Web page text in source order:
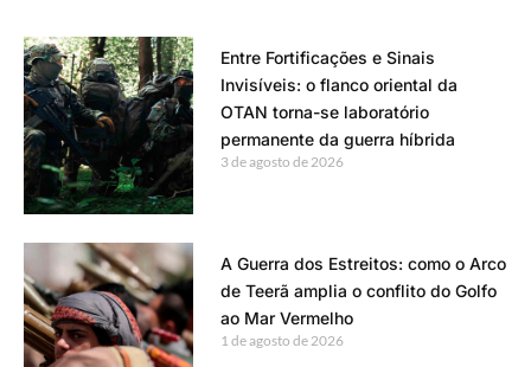
Entre Fortificações e Sinais
Invisíveis: o flanco oriental da
OTAN torna-se laboratório
permanente da guerra híbrida
3 de agosto de 2026
A Guerra dos Estreitos: como o Arco
de Teerã amplia o conflito do Golfo
ao Mar Vermelho
1 de agosto de 2026